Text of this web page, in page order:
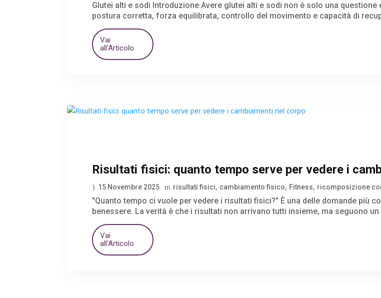
Glutei alti e sodi Introduzione Avere glutei alti e sodi non è solo una
postura corretta, forza equilibrata, controllo del movimento e capacità di
Vai
all'Articolo
Risultati fisici: quanto tempo serve per vedere i
15 Novembre 2025 risultati fisici cambiamento fisico Fitness ricomposizione
"Quanto tempo ci vuole per vedere i risultati fisici?” È una delle domande più
benessere. La verità è che i risultati non arrivano tutti insieme, ma seguono
Vai
all'Articolo